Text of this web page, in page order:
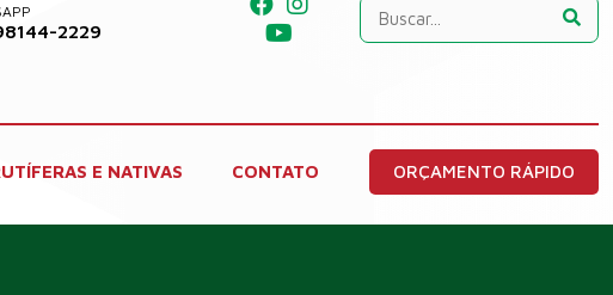
2229
E NATIVAS CONTATO ORÇAMENTO RÁPIDO